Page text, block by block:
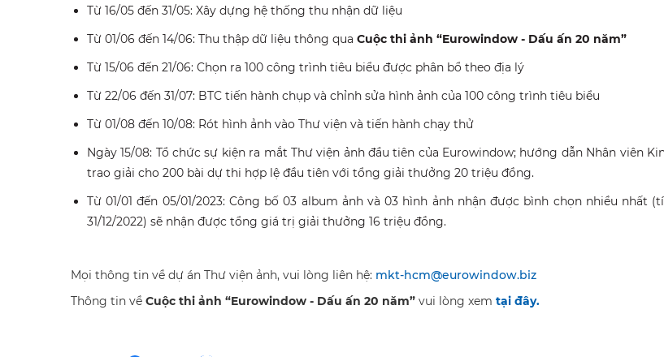
Từ 16/05 đến 31/05: Xây dựng hệ thống thu nhận dữ liệu
Từ 01/06 đến 14/06: Thu thập dữ liệu thông qua Cuộc thi ảnh “Eurowindow - Dấu ấn 20 năm”
Từ 15/06 đến 21/06: Chọn ra 100 công trình tiêu biểu được phân bổ theo địa lý
Từ 22/06 đến 31/07: BTC tiến hành chụp và chỉnh sửa hình ảnh của 100 công trình tiêu biểu
Từ 01/08 đến 10/08: Rót hình ảnh vào Thư viện và tiến hành chạy thử
Ngày 15/08: Tổ chức sự kiện ra mắt Thư viện ảnh đầu tiên của Eurowindow; hướng dẫn Nhân viên
trao giải cho 200 bài dự thi hợp lệ đầu tiên với tổng giải thưởng 20 triệu đồng.
Từ 01/01 đến 05/01/2023: Công bố 03 album ảnh và 03 hình ảnh nhận được bình chọn nhiều nhất
31/12/2022) sẽ nhận được tổng giá trị giải thưởng 16 triệu đồng.
Mọi thông tin về dự án Thư viện ảnh, vui lòng liên hệ: mkt-hcm@eurowindow.biz
Thông tin về Cuộc thi ảnh “Eurowindow - Dấu ấn 20 năm” vui lòng xem tại đây.